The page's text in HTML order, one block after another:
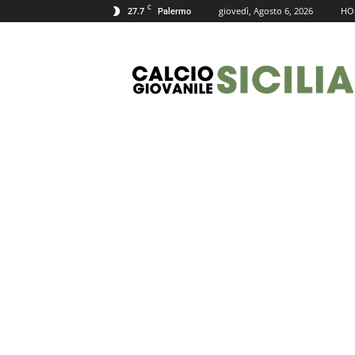
27.7 C Palermo giovedì, Agosto 6, 2026
Giovanile
Sicilia